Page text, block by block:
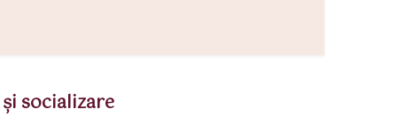
socializare